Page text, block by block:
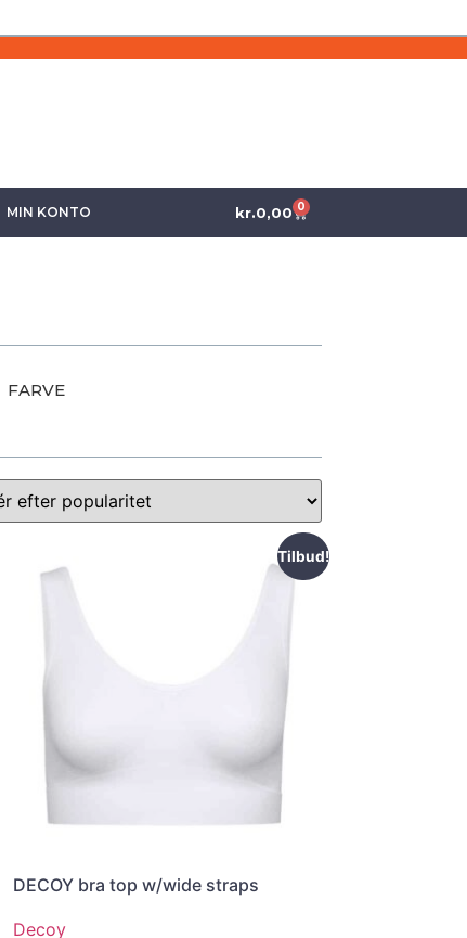
MIN KONTO kr.0,00 0
FARVE
Tilbud!
DECOY bra top w/wide straps
Decoy